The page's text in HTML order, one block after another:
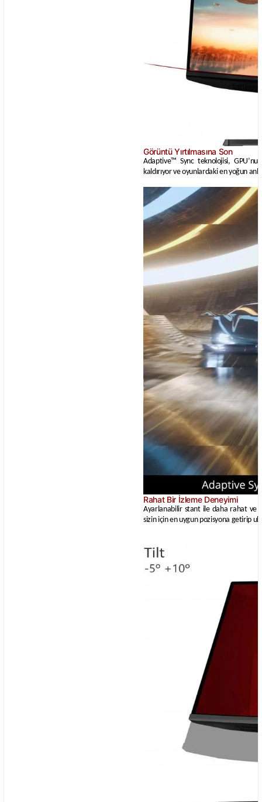
Görüntü Yırtılmasına Son
Adaptive™ Sync teknolojisi,
kaldırıyor ve oyunlardaki en yoğun
Rahat Bir İzleme Deneyimi
Ayarlanabilir stant ile daha rahat ve
sizin için en uygun pozisyona getirip